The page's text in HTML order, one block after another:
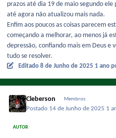
prazos até dia 19 de maio segundo
até agora não atualizou mais nada.
Enfim aos poucos as coisas parecem
começando a melhorar, ao menos já
depressão, confiando mais em Deus e
tudo se resolver.
Editado 8 de Junho de 2025 1 ano
Cleberson Membros
Postado 14 de Junho de 2025 1
AUTOR